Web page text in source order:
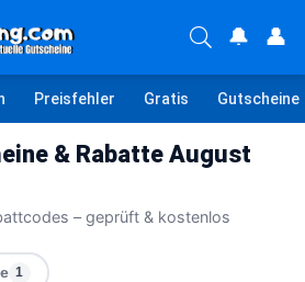
🔔 👤
Preisfehler Gratis Gutscheine
& Rabatte August
– geprüft & kostenlos
1